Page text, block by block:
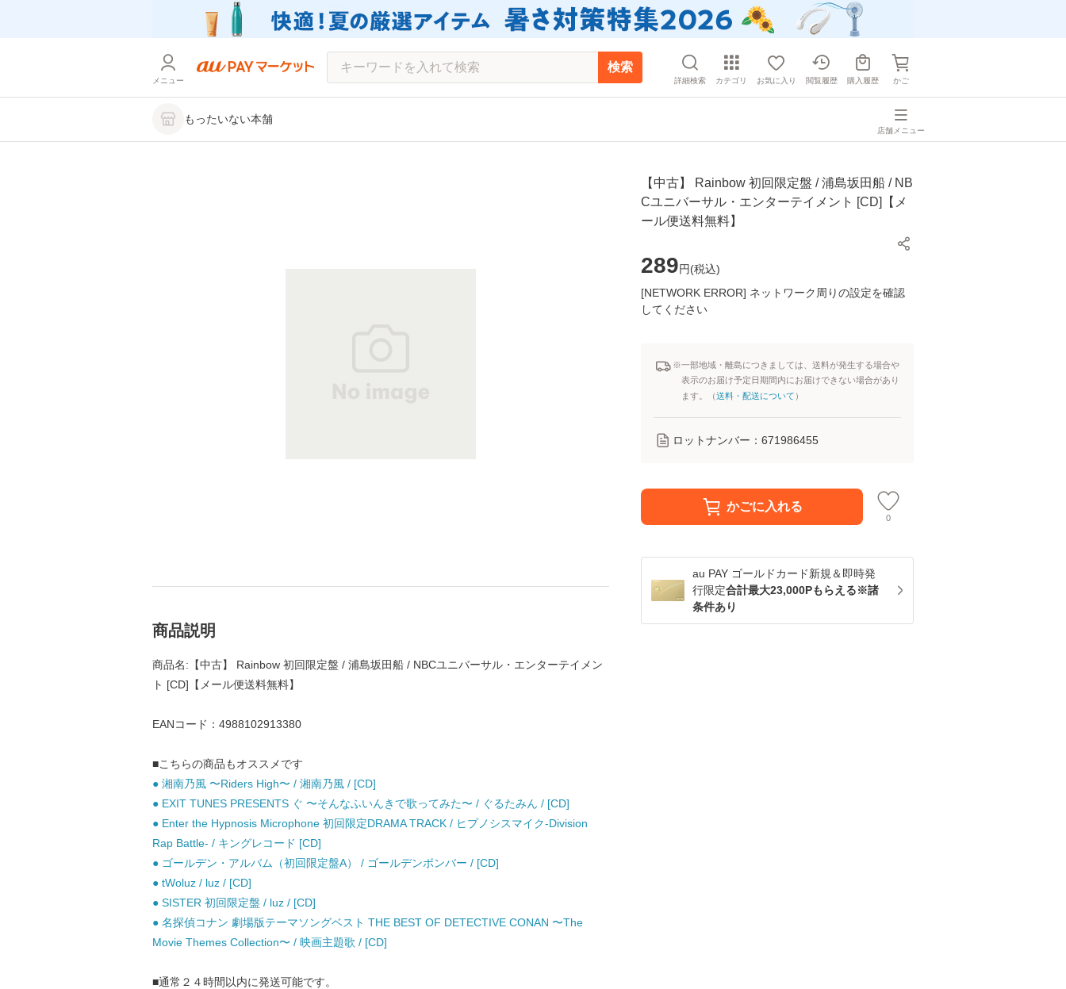
メニュー
検索
詳細検索 カテゴリ お気に入り 閲覧履歴 購入履歴 かご
もったいない本舗
店舗メニュー
【中古】 Rainbow 初回限定盤 / 浦島坂田船 / NB
Cユニバーサル・エンターテイメント [CD]【メ
ール便送料無料】
289円(税込)
[NETWORK ERROR] ネットワーク周りの設定を確認
してください
※一部地域・離島につきましては、送料が発生する場合や
表示のお届け予定日期間内にお届けできない場合があり
ます。（送料・配送について ）
ロットナンバー： 671986455
かごに入れる
0
au PAY ゴールドカード新規＆即時発
行限定合計最大23,000Pもらえる※諸
条件あり
商品説明
商品名:【中古】 Rainbow 初回限定盤 / 浦島坂田船 / NBCユニバーサル・エンターテイメン
ト [CD]【メール便送料無料】
EANコード：4988102913380
■こちらの商品もオススメです
● 湘南乃風 〜Riders High〜 / 湘南乃風 / [CD]
● EXIT TUNES PRESENTS ぐ 〜そんなふいんきで歌ってみた〜 / ぐるたみん / [CD]
● Enter the Hypnosis Microphone 初回限定DRAMA TRACK / ヒプノシスマイク-Division
Rap Battle- / キングレコード [CD]
● ゴールデン・アルバム（初回限定盤A） / ゴールデンボンバー / [CD]
● tWoluz / luz / [CD]
● SISTER 初回限定盤 / luz / [CD]
● 名探偵コナン 劇場版テーマソングベスト THE BEST OF DETECTIVE CONAN 〜The
Movie Themes Collection〜 / 映画主題歌 / [CD]
■通常２４時間以内に発送可能です。